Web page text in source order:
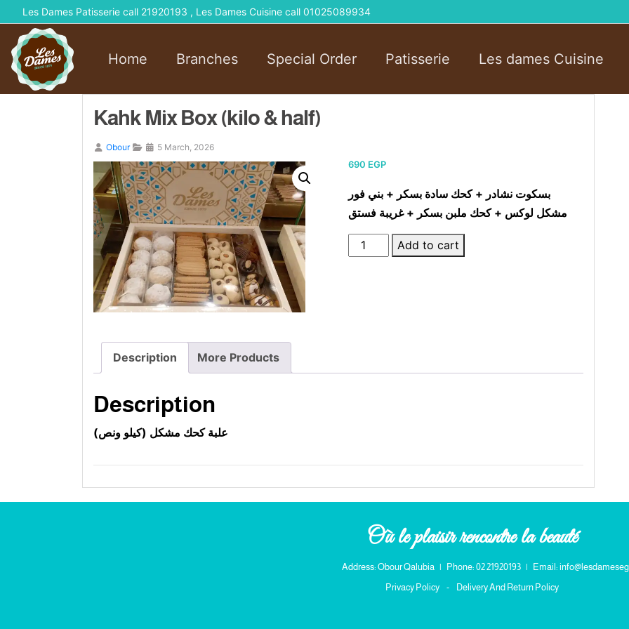
Les Dames Patisserie call 21920193 , Les Dames Cuisine call 01025089934
Home Branches Special Order Patisserie Les dames Cuisine
Kahk Mix Box (kilo & half)
Obour 5 March, 2026
690 EGP
بسكوت نشادر + كحك سادة بسكر + بني فور
مشكل لوكس + كحك ملبن بسكر + غريبة فستق
Kahk
Mix
Add to cart
Description More Products
Description
علبة كحك مشكل (كيلو ونص)
Où le plaisir rencontre la beauté
Address: Obour Qalubia | Phone: 02 21920193 |
Email:
Privacy Policy
- Delivery And Return Policy